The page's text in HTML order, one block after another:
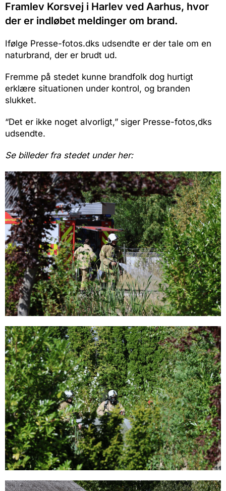
Framlev Korsvej i Harlev ved Aarhus, hvor
der er indløbet meldinger om brand.
Ifølge Presse-fotos.dks udsendte er der tale om en
naturbrand, der er brudt ud.
Fremme på stedet kunne brandfolk dog hurtigt
erklære situationen under kontrol, og branden
slukket.
“Det er ikke noget alvorligt,” siger Presse-fotos,dks
udsendte.
Se billeder fra stedet under her: